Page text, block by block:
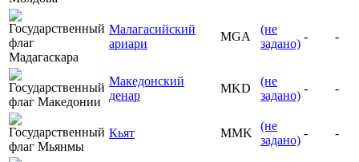
Малагасийский
ариари
MGA
(не
задано)
- -
Македонский
денар
MKD
(не
задано)
- -
Кьят MMK
(не
задано)
- -